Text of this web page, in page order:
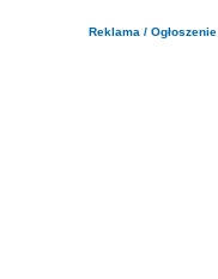
Reklama / Ogłoszenie